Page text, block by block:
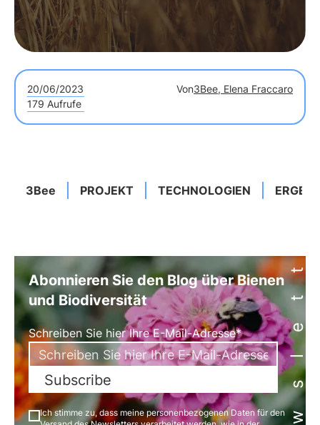
20/06/2023 Von3Bee, Elena Fraccaro
179 Aufrufe
3Bee PROJEKT TECHNOLOGIEN Newsletter
Abonnieren Sie den Blog über Bienen
und Biodiversität
Schreiben Sie hier Ihre E-Mail-Adresse*
Subscribe
Ich stimme zu, dass meine personenbezogenen Daten für den